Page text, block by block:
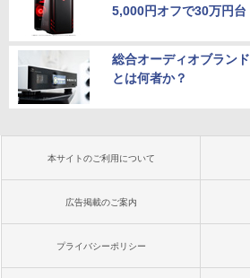
5,000円オフで30万円台
総合オーディオブラン
とは何者か？
本サイトのご利用について
広告掲載のご案内
プライバシーポリシー